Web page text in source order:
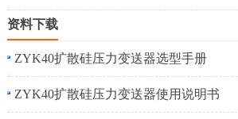
资料下载
ZYK40扩散硅压力变送器选型手册
ZYK40扩散硅压力变送器使用说明书